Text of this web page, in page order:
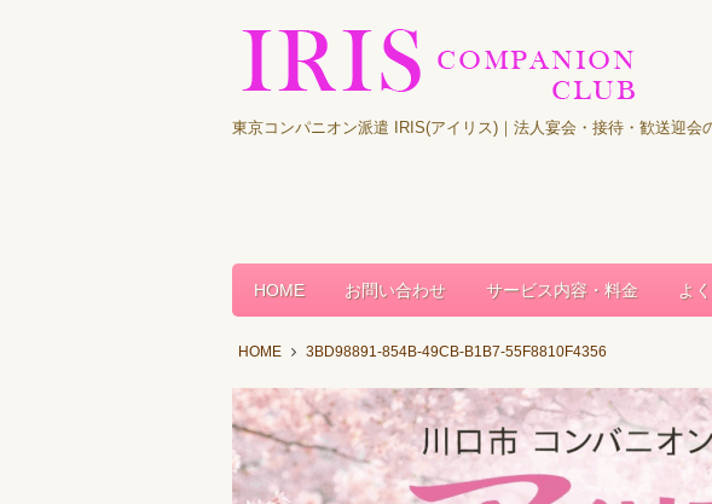
東京コンパニオン派遣 IRIS(アイリス)｜法人宴会・接待・歓送迎会
HOME お問い合わせ サービス内容・料金 よ
HOME 3BD98891-854B-49CB-B1B7-55F8810F4356